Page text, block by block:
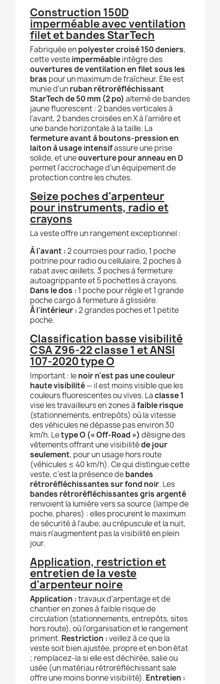
Construction 150D
imperméable avec ventilation
filet et bandes StarTech
Fabriquée enpolyester croisé 150 deniers,
cette vesteimperméableintègre des
ouvertures de ventilation en filet sous les
bras pour un maximum de fraîcheur. Elle est
munie d'unruban rétroréfléchissant
StarTech de 50 mm (2 po) alterné de bandes
jaune fluorescent : 2 bandes verticales à
l'avant, 2 bandes croisées en X à l'arrière et
une bande horizontale à la taille. La
fermeture avant à boutons-pression en
laiton à usage intensifassure une prise
solide, et uneouverture pour anneau en D
permet l'accrochage d'un équipement de
protection contre les chutes.
Seize poches d'arpenteur
pour instruments, radio et
crayons
La veste offre un rangement exceptionnel :
À l'avant :2 courroies pour radio, 1 poche
poitrine pour radio ou cellulaire, 2 poches à
rabat avec œillets, 3 poches à fermeture
autoagrippante et 5 pochettes à crayons.
Dans le dos : 1 poche pour règle et 1 grande
poche cargo à fermeture à glissière.
À l'intérieur :2 grandes poches et 1 petite
poche.
Classification basse visibilité
CSA Z96-22 classe 1 et ANSI
107-2020 type O
Important : lenoir n'est pas une couleur
haute visibilité— il est moins visible que les
couleurs fluorescentes ou vives. Laclasse 1
vise les travailleurs en zones àfaible risque
(stationnements, entrepôts) où la vitesse
des véhicules ne dépasse pas environ 30
km/h. Letype O (« Off-Road ») désigne des
vêtements offrant une visibilitéde jour
seulement, pour un usage hors route
(véhicules ≤ 40 km/h). Ce qui distingue cette
veste, c'est la présence debandes
rétroréfléchissantes sur fond noir. Les
bandes rétroréfléchissantes gris argenté
renvoient la lumière vers sa source (lampe de
poche, phares) : elles procurent le maximum
de sécurité à l'aube, au crépuscule et la nuit,
mais n'augmentent pas la visibilité en plein
jour.
Application, restriction et
entretien de la veste
d'arpenteur noire
Application :travaux d'arpentage et de
chantier en zones à faible risque de
circulation (stationnements, entrepôts, sites
hors route), où l'organisation et le rangement
priment. Restriction :veillez à ce que la
veste soit bien ajustée, propre et en bon état
; remplacez-la si elle est déchirée, salie ou
usée (un matériau rétroréfléchissant sale
offre une moins bonne visibilité). Entretien :